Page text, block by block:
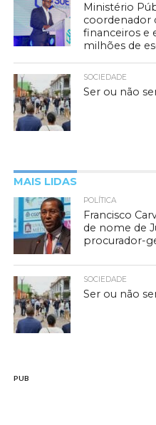
Ministério
coordenador
financeiros e
milhões de
SOCIEDADE
Ser ou não
MAIS LIDAS
POLÍTICA
Francisco
de nome de
procurador-
SOCIEDADE
Ser ou não
PUB